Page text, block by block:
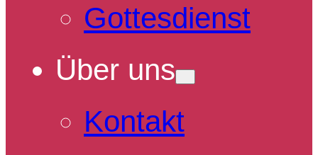
Gottesdienst
Über uns
Kontakt